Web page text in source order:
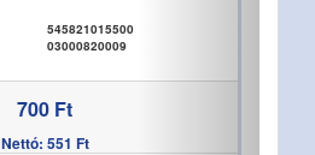
545821015500
03000820009
700 Ft
Nettó: 551 Ft